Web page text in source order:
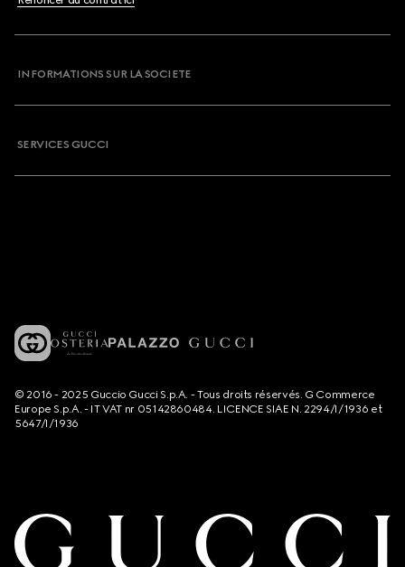
INFORMATIONS SUR LA SOCIETE
SERVICES GUCCI
© 2016 - 2025 Guccio Gucci S.p.A. - Tous droits réservés. G Commerce
Europe S.p.A. - IT VAT nr 05142860484. LICENCE SIAE N. 2294/I/1936 et
5647/I/1936